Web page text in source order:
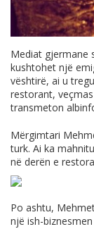
Mediat gjermane
kushtohet një
vështirë, ai u
restorant,
transmeton
Mërgimtari
turk. Ai ka
në derën e
Po ashtu,
një ish-